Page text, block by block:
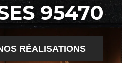
95470
RÉALISATIONS